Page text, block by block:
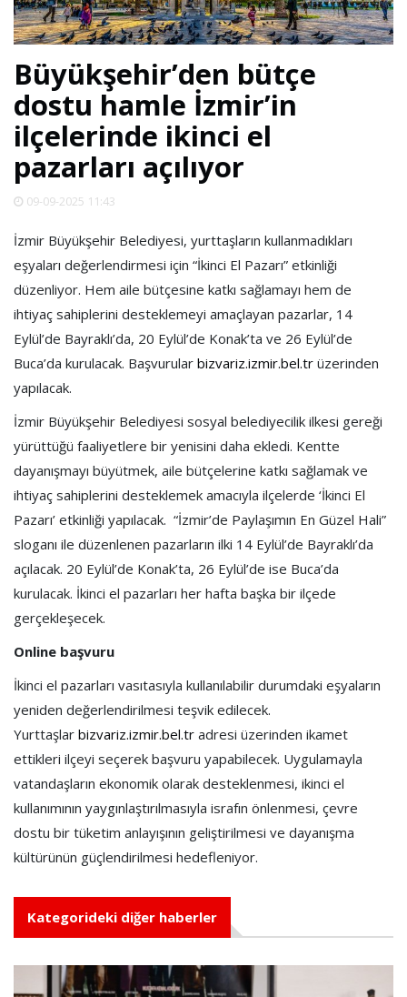
SPOR
DÜNYA
VİDEO
GALERİ
YAZARLAR
RESMİ
REKLAMLAR
Büyükşehir’den bütçe
dostu hamle İzmir’in
ilçelerinde ikinci el
pazarları açılıyor
09-09-2025 11:43
İzmir Büyükşehir Belediyesi, yurttaşların kullanmadıkları
eşyaları değerlendirmesi için “İkinci El Pazarı” etkinliği
düzenliyor. Hem aile bütçesine katkı sağlamayı hem de
ihtiyaç sahiplerini desteklemeyi amaçlayan pazarlar, 14
Eylül’de Bayraklı’da, 20 Eylül’de Konak’ta ve 26 Eylül’de
Buca’da kurulacak. Başvurular bizvariz.izmir.bel.tr üzerinden
yapılacak.
İzmir Büyükşehir Belediyesi sosyal belediyecilik ilkesi gereği
yürüttüğü faaliyetlere bir yenisini daha ekledi. Kentte
dayanışmayı büyütmek, aile bütçelerine katkı sağlamak ve
ihtiyaç sahiplerini desteklemek amacıyla ilçelerde ‘İkinci El
Pazarı’ etkinliği yapılacak. “İzmir’de Paylaşımın En Güzel Hali”
sloganı ile düzenlenen pazarların ilki 14 Eylül’de Bayraklı’da
açılacak. 20 Eylül’de Konak’ta, 26 Eylül’de ise Buca’da
kurulacak. İkinci el pazarları her hafta başka bir ilçede
gerçekleşecek.
Online başvuru
İkinci el pazarları vasıtasıyla kullanılabilir durumdaki eşyaların
yeniden değerlendirilmesi teşvik edilecek.
Yurttaşlar bizvariz.izmir.bel.tr adresi üzerinden ikamet
ettikleri ilçeyi seçerek başvuru yapabilecek. Uygulamayla
vatandaşların ekonomik olarak desteklenmesi, ikinci el
kullanımının yaygınlaştırılmasıyla israfın önlenmesi, çevre
dostu bir tüketim anlayışının geliştirilmesi ve dayanışma
kültürünün güçlendirilmesi hedefleniyor.
Kategorideki diğer haberler